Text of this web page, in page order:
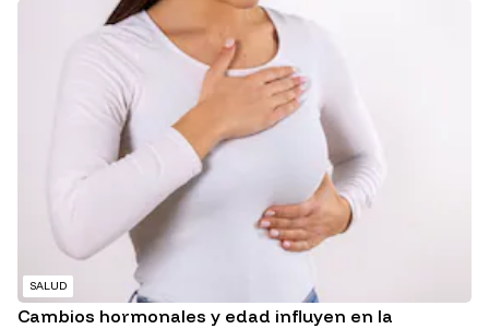
SALUD
Cambios hormonales y edad influyen en la